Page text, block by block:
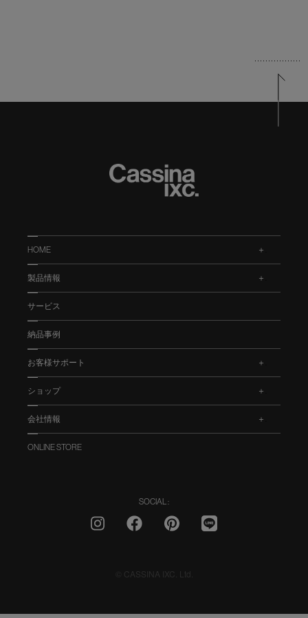
HOME
製品情報
サービス
納品事例
お客様サポート
ショップ
会社情報
ONLINE STORE
SOCIAL :
© CASSINA IXC. Ltd.